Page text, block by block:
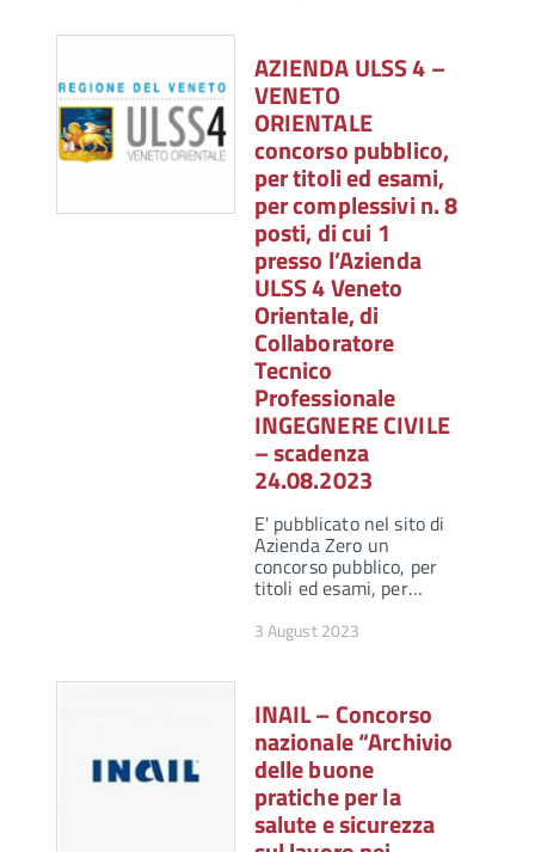
AZIENDA ULSS 4 –
VENETO
ORIENTALE
concorso pubblico,
per titoli ed esami,
per complessivi n. 8
posti, di cui 1
presso l’Azienda
ULSS 4 Veneto
Orientale, di
Collaboratore
Tecnico
Professionale
INGEGNERE CIVILE
– scadenza
24.08.2023
E' pubblicato nel sito di
Azienda Zero un
concorso pubblico, per
titoli ed esami, per…
3 August 2023
INAIL – Concorso
nazionale “Archivio
delle buone
pratiche per la
salute e sicurezza